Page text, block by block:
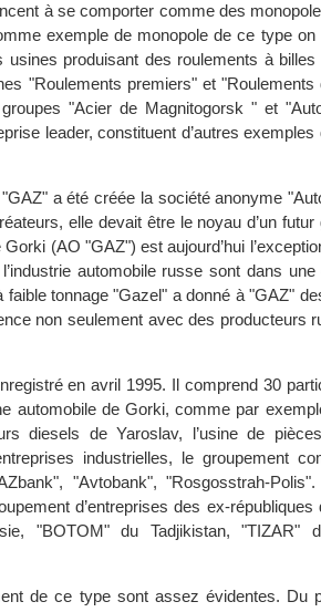
à se comporter comme des
exemple de monopole de ce type on
produisant des roulements à billes
"Roulements premiers" et "Roulements
"Acier de Magnitogorsk " et
leader, constituent d’autres exemples
a été créée la société anonyme
elle devait être le noyau d’un futur
(AO "GAZ") est aujourd’hui
automobile russe sont dans une
tonnage "Gazel" a donné à "GAZ"
non seulement avec des producteurs
en avril 1995. Il comprend 30
automobile de Gorki, comme par
diesels de Yaroslav, l’usine de
industrielles, le groupement
"Avtobank", "Rosgosstrah-
d’entreprises des ex-républiques
"BOTOM" du Tadjikistan, "TIZAR"
de ce type sont assez évidentes. Du